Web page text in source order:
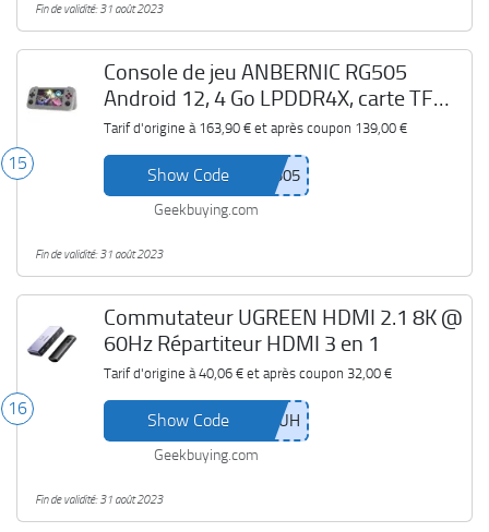
Fin de validité: 31 août 2023
15
Console de jeu ANBERNIC RG505
Android 12, 4 Go LPDDR4X, carte TF
128 Go
Tarif d'origine à 163,90 €et après coupon 139,00 €
Show Code
Geekbuying.com
Fin de validité: 31 août 2023
16
Commutateur UGREEN HDMI 2.1 8K @
60Hz Répartiteur HDMI 3 en 1
Tarif d'origine à40,06 €et après coupon 32,00 €
Show Code
Geekbuying.com
Fin de validité: 31 août 2023